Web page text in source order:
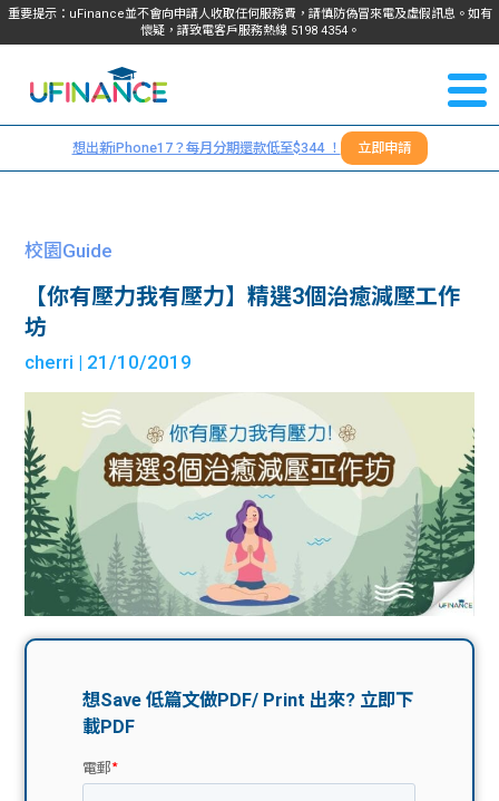
重要提示：uFinance並不會向申請人收取任何服務費，請慎防偽冒來電及虛假訊息。如有
懷疑，請致電客戶服務熱線 5198 4354。
我們
服務
貸款
貸款
機
學生
大學
資訊
Blog
生筍
工推
Gui
常見
問題
學生
福利
校園
們
＋
想出新iPhone17？每月分期還款低至$344 ！ 立即申請
校園Guide
【你有壓力我有壓力】精選3個治癒減壓工作
坊
cherri | 21/10/2019